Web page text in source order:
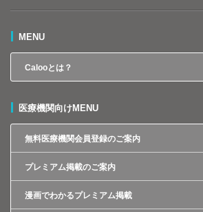
MENU
Calooとは？
医療機関向けMENU
無料医療機関会員登録のご案内
プレミアム掲載のご案内
漫画でわかるプレミアム掲載